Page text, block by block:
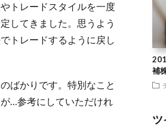
トレードスタイルを一度
してきました。思うよう
トレードするように戻し
ばかりです。特別なこと
…参考にしていただけれ
補
ツ